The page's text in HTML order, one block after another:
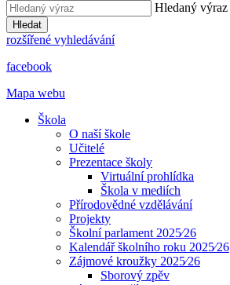
Hledaný výraz
Hledat
rozšířené vyhledávání
facebook
Mapa webu
Škola
O naší škole
Učitelé
Prezentace školy
Virtuální prohlídka
Škola v mediích
Přírodovědné vzdělávání
Projekty
Školní parlament 2025⁄26
Kalendář školního roku 2025⁄26
Zájmové kroužky 2025⁄26
Sborový zpěv